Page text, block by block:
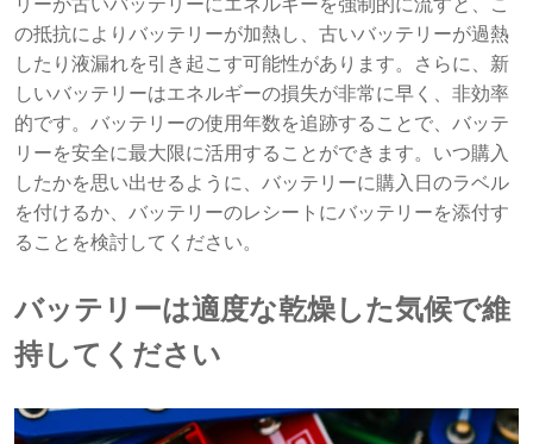
リーが古いバッテリーにエネルギーを強制的に流すと、こ
の抵抗によりバッテリーが加熱し、古いバッテリーが過熱
したり液漏れを引き起こす可能性があります。さらに、新
しいバッテリーはエネルギーの損失が非常に早く、非効率
的です。バッテリーの使用年数を追跡することで、バッテ
リーを安全に最大限に活用することができます。いつ購入
したかを思い出せるように、バッテリーに購入日のラベル
を付けるか、バッテリーのレシートにバッテリーを添付す
ることを検討してください。
バッテリーは適度な乾燥した気候で維
持してください